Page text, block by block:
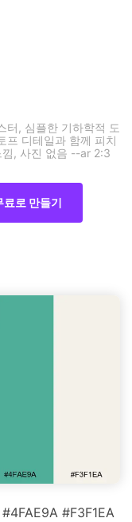
터, 심플한 기하학적 도
프 디테일과 함께 피치
낌, 사진 없음 --ar 2:3
료로 만들기
#F3F1EA